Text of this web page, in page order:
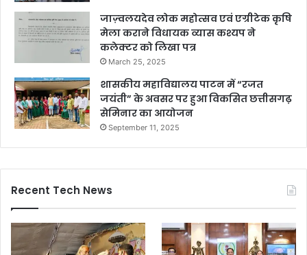
जाज़्वलयदेव लोक महोत्सव एवं एग्रीटेक कृषि
मेला कराने विधायक व्यास कश्यप ने
कलेक्टर को लिखा पत्र
March 25, 2025
शासकीय महाविद्यालय पाटन में “रजत
जयंती” के अवसर पर हुआ विकसित छत्तीसगढ़
सेमिनार का आयोजन
September 11, 2025
Recent Tech News